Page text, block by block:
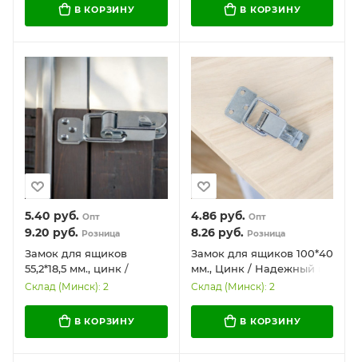
В КОРЗИНУ В КОРЗИНУ
5.40 руб. Опт
9.20 руб. Розница
Замок для ящиков
55,2*18,5 мм., цинк /
Надежный и
Склад (Минск): 2
В КОРЗИНУ
4.86руб. Опт
8.26руб. Розница
Замок для ящиков 100*40
мм., Цинк / Надежный и
долговечный
Склад (Минск): 2
В КОРЗИНУ